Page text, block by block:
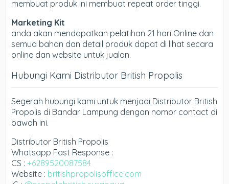
membuat produk ini membuat repeat order tinggi.
Marketing Kit
anda akan mendapatkan pelatihan 21 hari Online dan
semua bahan dan detail produk dapat di lihat secara
online dan website untuk jualan.
Hubungi Kami Distributor British Propolis
Segerah hubungi kami untuk menjadi Distributor British
Propolis di Bandar Lampung dengan nomor contact di
bawah ini.
Distributor British Propolis
Whatsapp Fast Response :
CS : +6289520087584
Website : britishpropolisoffice.com